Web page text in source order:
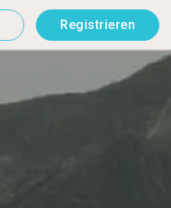
Registrieren